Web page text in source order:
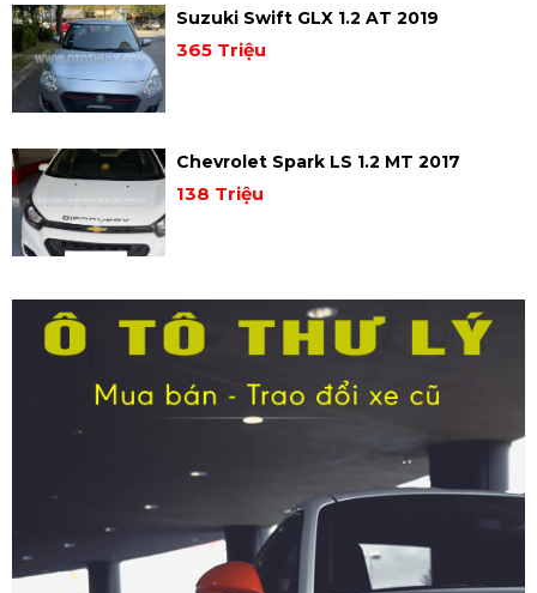
Suzuki Swift GLX 1.2 AT 2019
365 Triệu
Chevrolet Spark LS 1.2 MT 2017
138 Triệu